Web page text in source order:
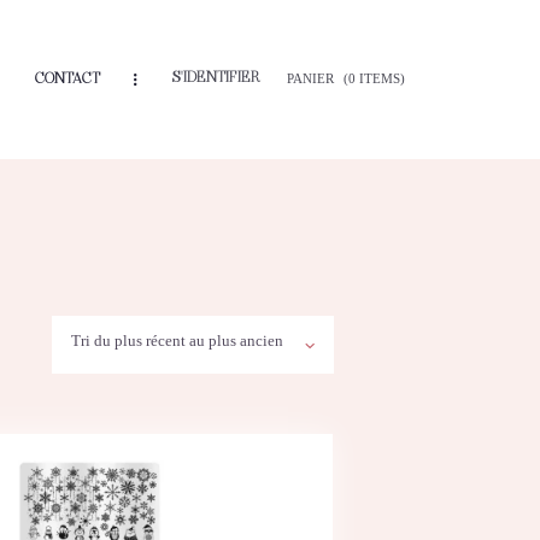
CONTACT S'IDENTIFIER PANIER (0 ITEMS)